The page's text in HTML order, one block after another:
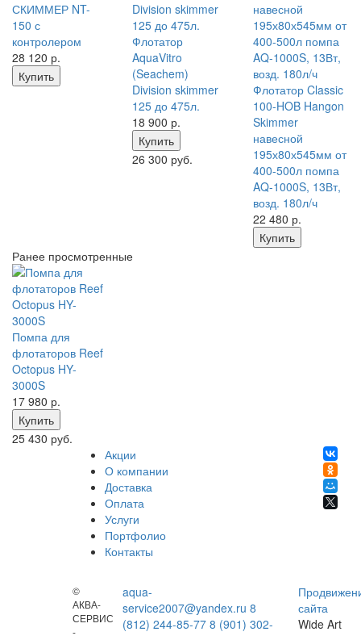
СКИММЕР NT-
150 с
контролером
28 120 р.
Купить
Флотатор
AquaVitro
(Seachem)
Division skimmer
125 до 475л.
18 900 р.
Купить
26 300 руб.
Флотатор Classic
100-HOB Hangon
Skimmer
навесной
195х80х545мм от
400-500л помпа
AQ-1000S, 13Вт,
возд. 180л/ч
22 480 р.
Купить
Ранее просмотренные
Помпа для
флотаторов Reef
Octopus HY-
3000S
17 980 р.
Купить
25 430 руб.
Акции
О компании
Доставка
Оплата
Услуги
Портфолио
Контакты
©
АКВА-
СЕРВИС
-
aqua-
service2007@yandex.ru 8
(812) 244-85-77 8 (901) 302-
сайта
Wide Art